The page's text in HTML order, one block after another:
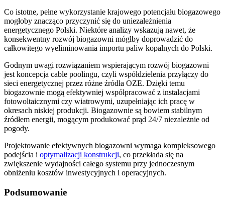
Co istotne, pełne wykorzystanie krajowego potencjału biogazowego
mogłoby znacząco przyczynić się do uniezależnienia
energetycznego Polski. Niektóre analizy wskazują nawet, że
konsekwentny rozwój biogazowni mógłby doprowadzić do
całkowitego wyeliminowania importu paliw kopalnych do Polski.
Godnym uwagi rozwiązaniem wspierającym rozwój biogazowni
jest koncepcja cable poolingu, czyli współdzielenia przyłączy do
sieci energetycznej przez różne źródła OZE. Dzięki temu
biogazownie mogą efektywniej współpracować z instalacjami
fotowoltaicznymi czy wiatrowymi, uzupełniając ich pracę w
okresach niskiej produkcji. Biogazownie są bowiem stabilnym
źródłem energii, mogącym produkować prąd 24/7 niezależnie od
pogody.
Projektowanie efektywnych biogazowni wymaga kompleksowego
podejścia i optymalizacji konstrukcji, co przekłada się na
zwiększenie wydajności całego systemu przy jednoczesnym
obniżeniu kosztów inwestycyjnych i operacyjnych.
Podsumowanie